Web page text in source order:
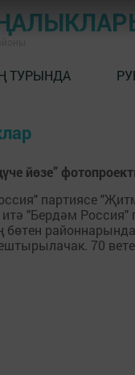
ТУРЫНДА
йөзе”
партиясе
"Бердәм Россия"
70